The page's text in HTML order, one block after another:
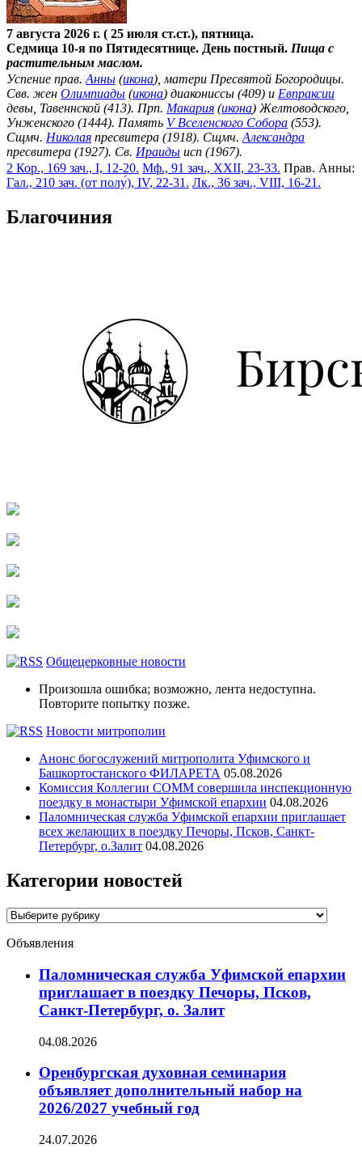
7 августа 2026 г. ( 25 июля ст.ст.), пятница.
Седмица 10-я по Пятидесятнице. День постный. Пища с
растительным маслом.
Успение прав. Анны (икона), матери Пресвятой Богородицы.
Свв. жен Олимпиады (икона) диакониссы (409) и Евпраксии
девы, Тавеннской (413). Прп. Макария (икона) Желтоводского,
Унженского (1444). Память V Вселенского Собора (553).
Сщмч. Николая пресвитера (1918). Сщмч. Александра
пресвитера (1927). Св. Ираиды исп (1967).
2 Кор., 169 зач., I, 12-20. Мф., 91 зач., XXII, 23-33. Прав. Анны:
Гал., 210 зач. (от полу́), IV, 22-31. Лк., 36 зач., VIII, 16-21.
Благочиния
Общецерковные новости
Произошла ошибка; возможно, лента недоступна.
Повторите попытку позже.
Новости митрополии
Анонс богослужений митрополита Уфимского и
Башкортостанского ФИЛАРЕТА 05.08.2026
Комиссия Коллегии СОММ совершила инспекционную
поездку в монастыри Уфимской епархии 04.08.2026
Паломническая служба Уфимской епархии приглашает
всех желающих в поездку Печоры, Псков, Санкт-
Петербург, о.Залит 04.08.2026
Категории новостей
Категории
Объявления
Паломническая служба Уфимской епархии
приглашает в поездку Печоры, Псков,
Санкт-Петербург, о. Залит
04.08.2026
Оренбургская духовная семинария
объявляет дополнительный набор на
2026/2027 учебный год
24.07.2026